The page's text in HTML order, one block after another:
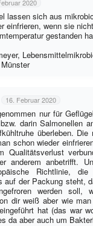
2020
lassen sich aus
einfrieren, wenn sie
gestanden
16. Februar 2020
nur für
darin Salmonellen
überleben. Die
schon wieder
Qualitätsverlust
anderem anbetrifft.
Richtlinie,
auf der Packung steht,
werden soll,
dir weiß aber wie
hat (das war
da aber auch um